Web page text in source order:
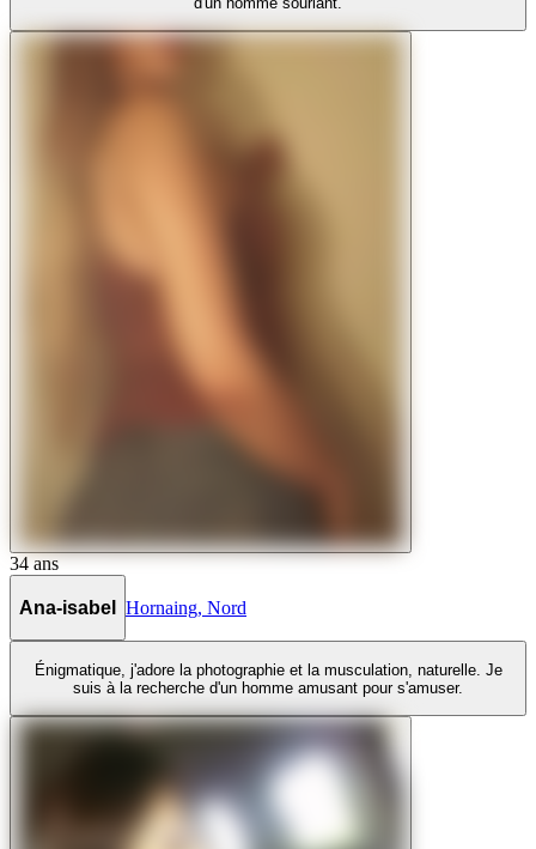
34 ans
Ana-isabel Hornaing, Nord
Énigmatique, j'adore la photographie et la musculation, naturelle. Je
suis à la recherche d'un homme amusant pour s'amuser.